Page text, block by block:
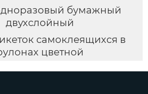
бумажный
двухслойный
самоклеящихся в
цветной